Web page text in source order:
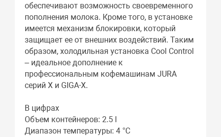
обеспечивают возможность своевременного
пополнения молока. Кроме того, в установке
имеется механизм блокировки, который
защищает ее от внешних воздействий. Таким
образом, холодильная установка Cool Control
– идеальное дополнение к
профессиональным кофемашинам JURA
серий X и GIGA-X.
В цифрах
Объем контейнеров: 2.5 l
Диапазон температуры: 4 °C